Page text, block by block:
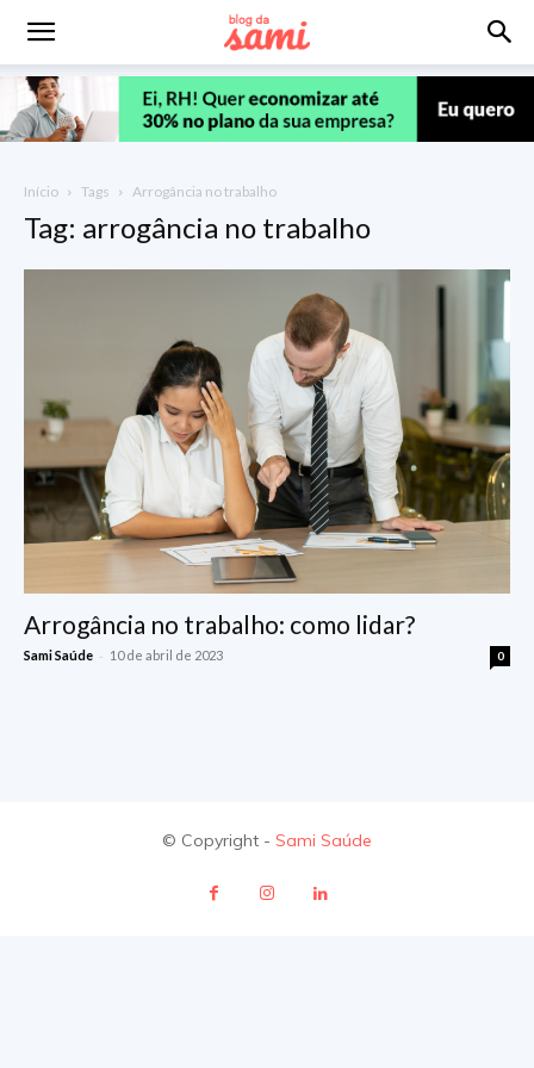
Início Tags Arrogância no trabalho
Tag: arrogância no trabalho
Arrogância no trabalho: como lidar?
Sami Saúde - 10 de abril de 2023 0
© Copyright - Sami Saúde